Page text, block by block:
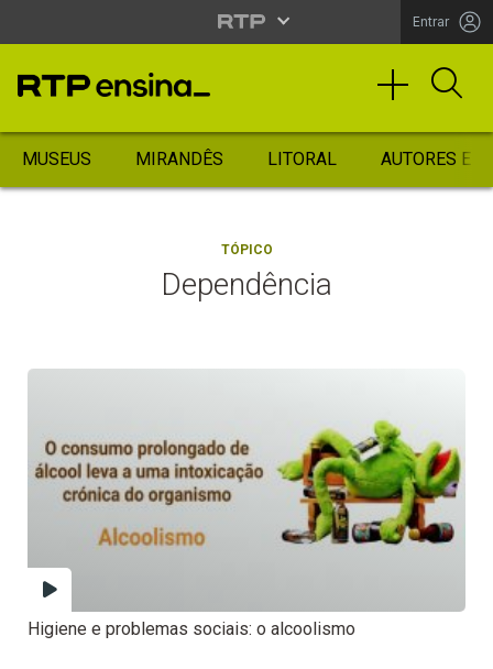
Entrar
MUSEUS MIRANDÊS LITORAL AUTORES
TÓPICO
Dependência
Higiene e problemas sociais: o alcoolismo